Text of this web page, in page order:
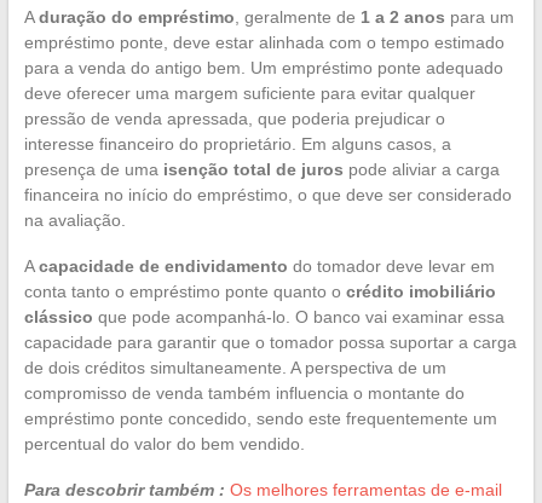
Aduração do empréstimo , geralmente de 1 a 2 anos para um
empréstimo ponte, deve estar alinhada com o tempo estimado
para a venda do antigo bem. Um empréstimo ponte adequado
deve oferecer uma margem suficiente para evitar qualquer
pressão de venda apressada, que poderia prejudicar o
interesse financeiro do proprietário. Em alguns casos, a
presença de uma isenção total de juros pode aliviar a carga
financeira no início do empréstimo, o que deve ser considerado
na avaliação.
Acapacidade de endividamento do tomador deve levar em
conta tanto o empréstimo ponte quanto o crédito imobiliário
clássico que pode acompanhá-lo. O banco vai examinar essa
capacidade para garantir que o tomador possa suportar a carga
de dois créditos simultaneamente. A perspectiva de um
compromisso de venda também influencia o montante do
empréstimo ponte concedido, sendo este frequentemente um
percentual do valor do bem vendido.
Para descobrir também : Os melhores ferramentas de e-mail